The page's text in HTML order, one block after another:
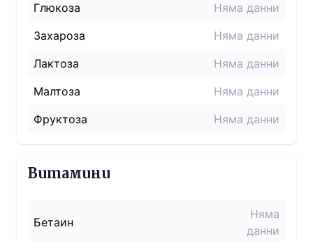
Глюкоза
Няма данни
Захароза
Няма данни
Лактоза
Няма данни
Малтоза
Няма данни
Фруктоза
Няма данни
Витамини
Бетаин
Няма
данни